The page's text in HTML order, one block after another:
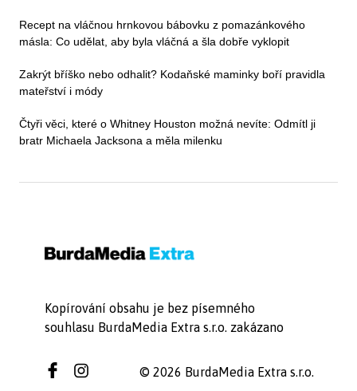
Recept na vláčnou hrnkovou bábovku z pomazánkového
másla: Co udělat, aby byla vláčná a šla dobře vyklopit
Zakrýt bříško nebo odhalit? Kodaňské maminky boří pravidla
mateřství i módy
Čtyři věci, které o Whitney Houston možná nevíte: Odmítl ji
bratr Michaela Jacksona a měla milenku
Kopírování obsahu je bez písemného
souhlasu BurdaMedia Extra s.r.o. zakázano
© 2026 BurdaMedia Extra s.r.o.